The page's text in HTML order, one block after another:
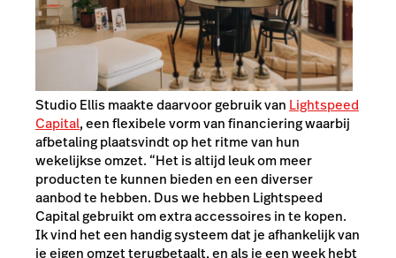
Studio Ellis maakte daarvoor gebruik van Lightspeed
Capital, een flexibele vorm van financiering waarbij
afbetaling plaatsvindt op het ritme van hun
wekelijkse omzet. “Het is altijd leuk om meer
producten te kunnen bieden en een diverser
aanbod te hebben. Dus we hebben Lightspeed
Capital gebruikt om extra accessoires in te kopen.
Ik vind het een handig systeem dat je afhankelijk van
je eigen omzet terugbetaalt, en als je een week hebt